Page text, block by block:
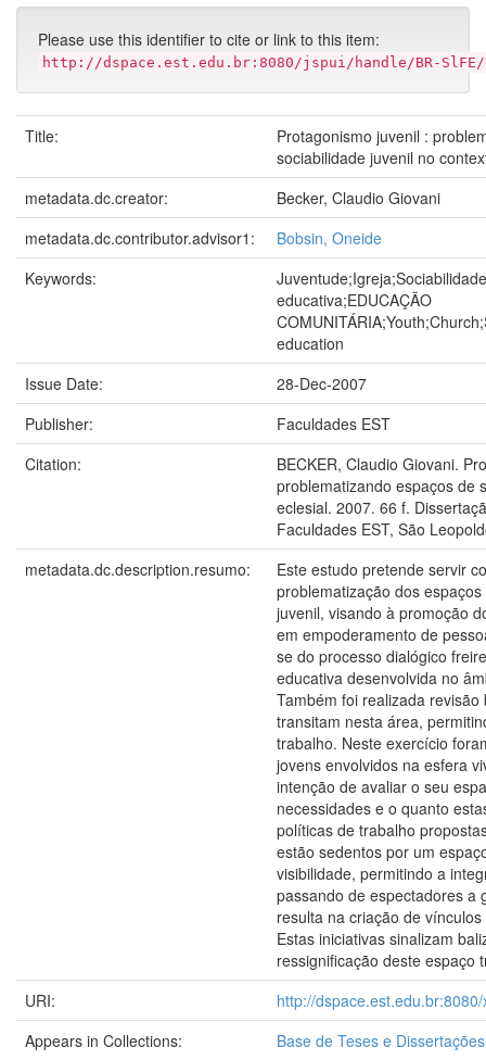
Please use this identifier to cite or link to this item:
http://dspace.est.edu.br:8080/jspui/handle/BR-SlFE/
Title:
Protagonismo juvenil :
sociabilidade juvenil no
metadata.dc.creator:
Becker, Claudio Giovani
metadata.dc.contributor.advisor1:
Bobsin, Oneide
Keywords:
educativa;EDUCAÇÃO
education
Issue Date:
28-Dec-2007
Publisher:
Faculdades EST
Citation:
BECKER, Claudio Giovani.
problematizando espaços de
eclesial. 2007. 66 f.
Faculdades EST, São
metadata.dc.description.resumo:
Este estudo pretende servir
problematização dos
juvenil, visando à promoção
em empoderamento de
se do processo dialógico
educativa desenvolvida no
Também foi realizada
transitam nesta área,
trabalho. Neste exercício
jovens envolvidos na esfera
intenção de avaliar o seu
necessidades e o quanto
políticas de trabalho
estão sedentos por um
visibilidade, permitindo a
passando de espectadores a
resulta na criação de
Estas iniciativas sinalizam
ressignificação deste espaço
URI:
http://
Appears in Collections:
Base de Teses e